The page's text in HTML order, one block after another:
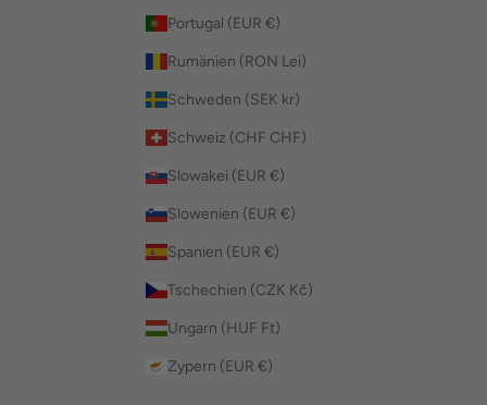
Portugal (EUR €)
Rumänien (RON Lei)
Schweden (SEK kr)
Schweiz (CHF CHF)
Slowakei (EUR €)
Slowenien (EUR €)
Spanien (EUR €)
Tschechien (CZK Kč)
Ungarn (HUF Ft)
Zypern (EUR €)